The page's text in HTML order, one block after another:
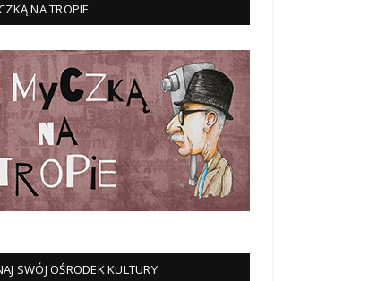
NA TROPIE
SWÓJ OŚRODEK KULTURY